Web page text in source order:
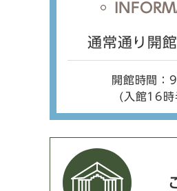
通常通り開
開館時間：
(入館16時